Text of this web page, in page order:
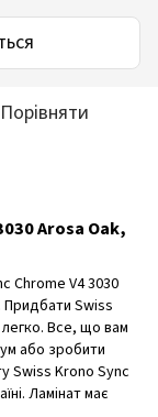
Порівняти
Arosa Oak,
Chrome V4 3030
Придбати Swiss
Все, що вам
або зробити
Swiss Krono Sync
Ламінат має